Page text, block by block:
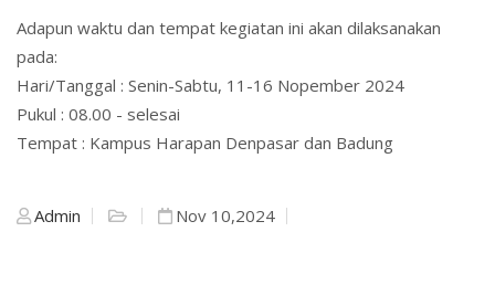
Adapun waktu dan tempat kegiatan ini akan dilaksanakan
pada:
Hari/Tanggal : Senin-Sabtu, 11-16 Nopember 2024
Pukul : 08.00 - selesai
Tempat : Kampus Harapan Denpasar dan Badung
Admin Nov 10,2024